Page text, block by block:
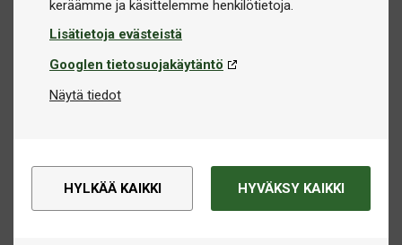
Lisätietoja evästeistä
Googlen tietosuojakäytäntö
Näytä tiedot
HYLKÄÄ KAIKKI HYVÄKSY KAIKKI